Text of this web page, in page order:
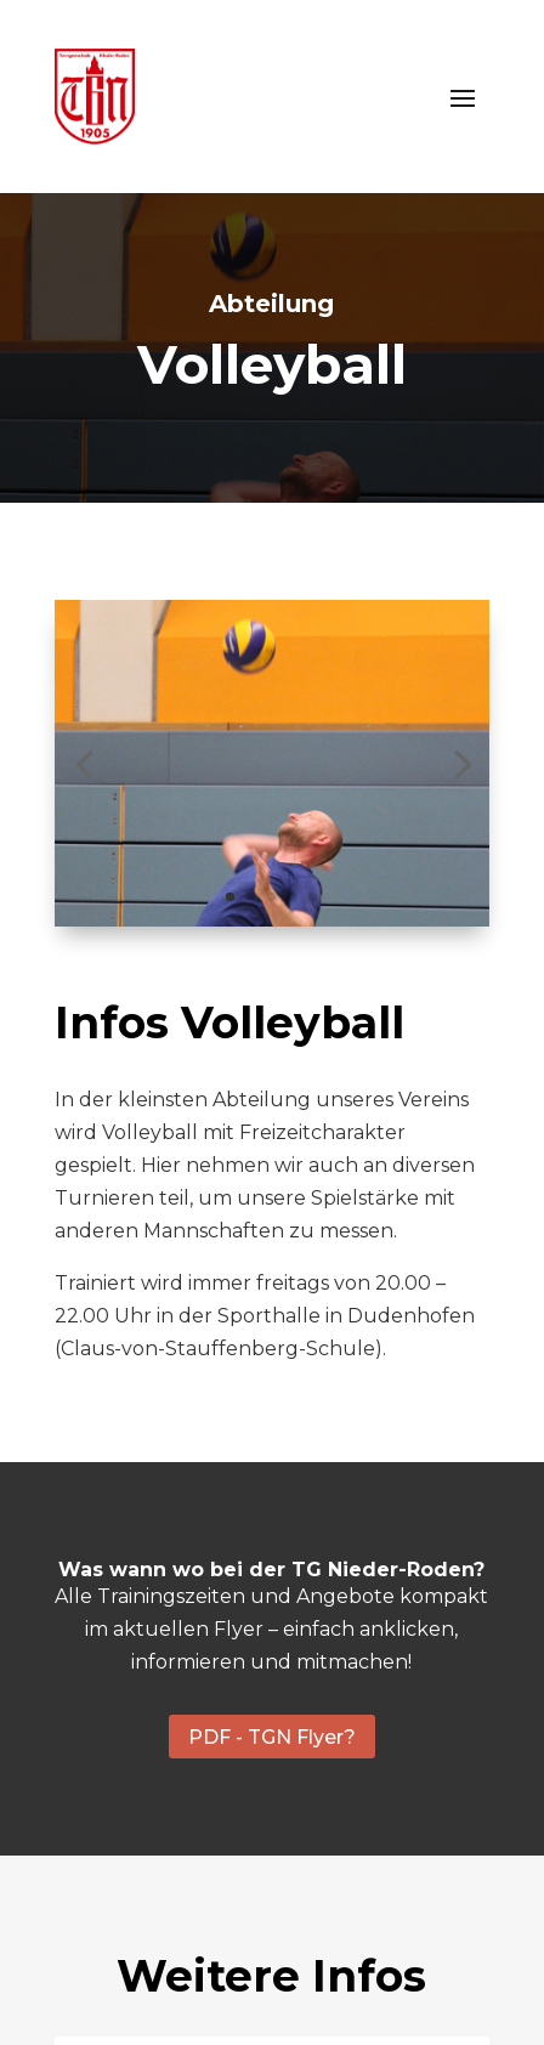
Abteilung
Volleyball
Infos Volleyball
In der kleinsten Abteilung unseres Vereins
wird Volleyball mit Freizeitcharakter
gespielt. Hier nehmen wir auch an diversen
Turnieren teil, um unsere Spielstärke mit
anderen Mannschaften zu messen.
Trainiert wird immer freitags von 20.00 –
22.00 Uhr in der Sporthalle in Dudenhofen
(Claus-von-Stauffenberg-Schule).
Was wann wo bei der TG Nieder-Roden?
Alle Trainingszeiten und Angebote kompakt
im aktuellen Flyer – einfach anklicken,
informieren und mitmachen!
PDF - TGN Flyer?
Weitere Infos